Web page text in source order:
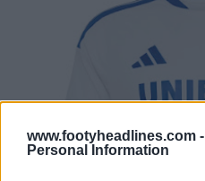
www.footyheadlines.com -
Personal Information